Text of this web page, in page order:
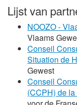
Lijst van
NOOZO -
Vlaams
Conseil
Situation de
Gewest
Conseil
(CCPH) de